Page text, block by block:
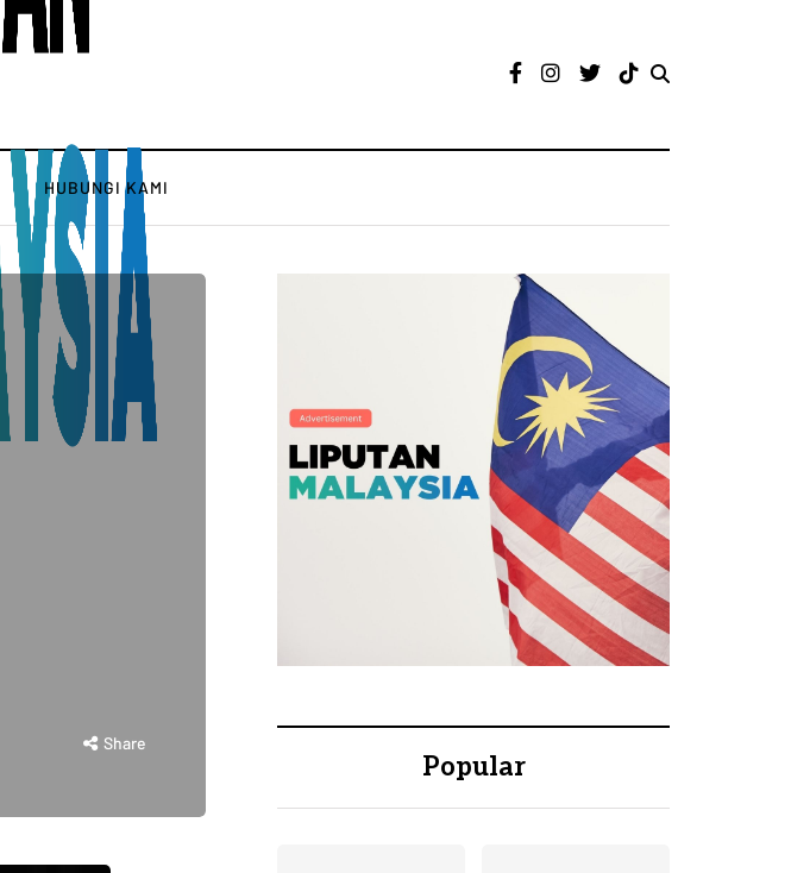
HUBUNGI KAMI
Share
Popular